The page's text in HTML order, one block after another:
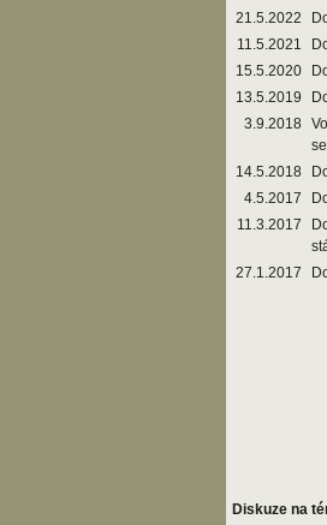
21.5.2022
11.5.2021
15.5.2020
13.5.2019
3.9.2018
14.5.2018
4.5.2017
11.3.2017
27.1.2017
Diskuze na